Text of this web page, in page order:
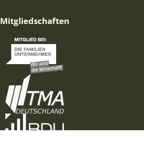
Mitgliedschaften